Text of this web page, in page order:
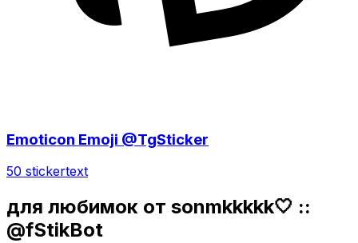
Emoticon Emoji @TgSticker
50 stickertext
для любимок от sonmkkkkk🤍 ::
@fStikBot